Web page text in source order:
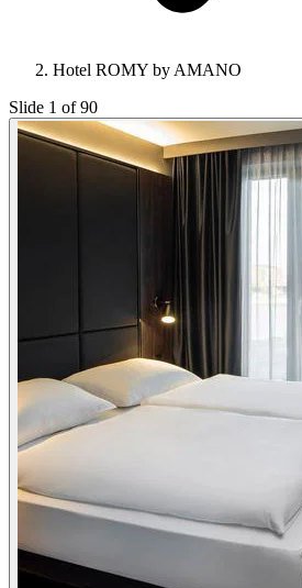
Hotel ROMY by AMANO
Slide 1 of 90